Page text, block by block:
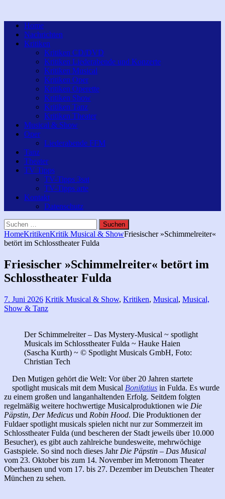
Home
Nachrichten
Kritiken
Kritiken CD/DVD
Kritiken Liederabende und Konzerte
Kritiken Musical
Kritiken Oper
Kritiken Operette
Kritiken Show
Kritiken Tanz
Kritiken Theater
Musical & Show
Oper
Liederabende FFM
Tanz
Theater
TV Tipps
TV-Tipps 3sat
TV-Tipps arte
Kontakt
Datenschutz
Suchen
nach:
HomeKritikenKritik Musical & ShowFriesischer »Schimmelreiter«
betört im Schlosstheater Fulda
Friesischer »Schimmelreiter« betört im
Schlosstheater Fulda
7. Juni 2026 Kritik Musical & Show, Kritiken, Musical, Musical,
Show & Tanz
Der Schimmelreiter – Das Mystery-Musical ~ spotlight
Musicals im Schlosstheater Fulda ~ Hauke Haien
(Sascha Kurth) ~ © Spotlight Musicals GmbH, Foto:
Christian Tech
Den Mutigen gehört die Welt: Vor über 20 Jahren startete
spotlight musicals mit dem Musical Bonifatius in Fulda. Es wurde
zu einem großen und langanhaltenden Erfolg. Seitdem folgten
regelmäßig weitere hochwertige Musicalproduktionen wie Die
Päpstin, Der Medicus und Robin Hood. Die Produktionen der
Fuldaer spotlight musicals spielen nicht nur zur Sommerzeit im
Schlosstheater Fulda (und bescheren der Stadt jeweils über 10.000
Besucher), es gibt auch zahlreiche bundesweite, mehrwöchige
Gastspiele. So sind noch dieses Jahr Die Päpstin – Das Musical
vom 23. Oktober bis zum 14. November im Metronom Theater
Oberhausen und vom 17. bis 27. Dezember im Deutschen Theater
München zu sehen.